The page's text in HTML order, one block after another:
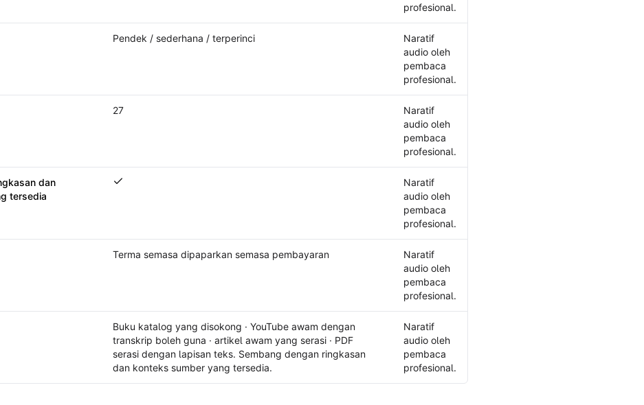
profesional.
Pendek / sederhana / terperinci
Naratif
audio oleh
pembaca
profesional.
27
Naratif
audio oleh
pembaca
profesional.
dan
tersedia
Naratif
audio oleh
pembaca
profesional.
Terma semasa dipaparkan semasa pembayaran
Naratif
audio oleh
pembaca
profesional.
Buku katalog yang disokong · YouTube awam dengan
transkrip boleh guna · artikel awam yang serasi · PDF
serasi dengan lapisan teks. Sembang dengan ringkasan
dan konteks sumber yang tersedia.
Naratif
audio oleh
pembaca
profesional.